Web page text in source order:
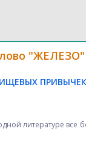
"ЖЕЛЕЗО"
литературе